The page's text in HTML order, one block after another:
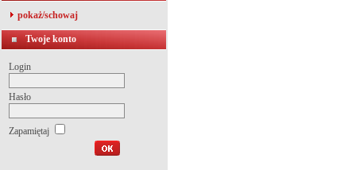
pokaż/schowaj
Twoje konto
Login
Hasło
Zapamiętaj